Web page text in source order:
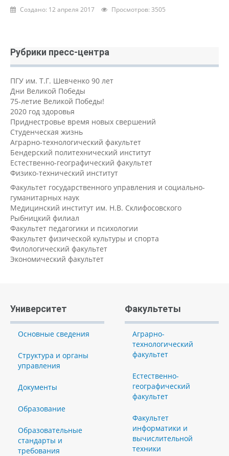
Создано: 12 апреля 2017 Просмотров: 3505
Рубрики пресс-центра
ПГУ им. Т.Г. Шевченко 90 лет
Дни Великой Победы
75-летие Великой Победы!
2020 год здоровья
Приднестровье время новых свершений
Студенческая жизнь
Аграрно-технологический факультет
Бендерский политехнический институт
Естественно-географический факультет
Физико-технический институт
Факультет государственного управления и социально-
гуманитарных наук
Медицинский институт им. Н.В. Склифосовского
Рыбницкий филиал
Факультет педагогики и психологии
Факультет физической культуры и спорта
Филологический факультет
Экономический факультет
Университет
Основные сведения
Структура и органы
управления
Документы
Образование
Образовательные
стандарты и
требования
Факультеты
Аграрно-
технологический
факультет
Естественно-
географический
факультет
Факультет
информатики и
вычислительной
техники